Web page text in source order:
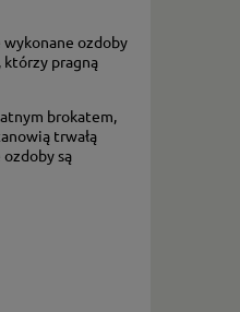
wykonane ozdoby
pragną
brokatem,
trwałą
są